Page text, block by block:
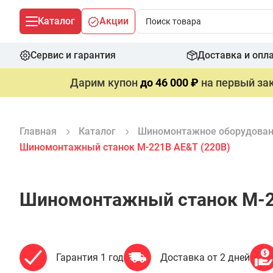
Каталог Акции
Сервис и гарантия Доставка и
Дарим купондо 46 000 ₽ на первый
Главная Каталог Шиномонтажное
Шиномонтажный станок M-221B AE&T (220В)
Шиномонтажный станок M-
Гарантия 1 год Доставка от 2 дней